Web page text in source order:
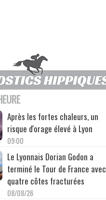
Après les fortes chaleurs, un
risque d'orage élevé à Lyon
09:00
Le Lyonnais Dorian Godon a
terminé le Tour de France avec
quatre côtes fracturées
08/08/26